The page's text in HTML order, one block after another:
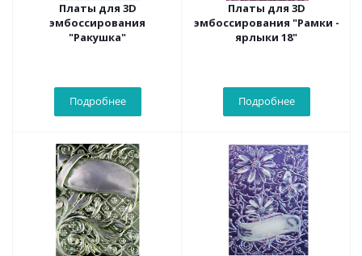
Платы для 3D
эмбоссирования
"Ракушка"
Подробнее
Платы для 3D
эмбоссирования "Рамки -
ярлыки 18"
Подробнее